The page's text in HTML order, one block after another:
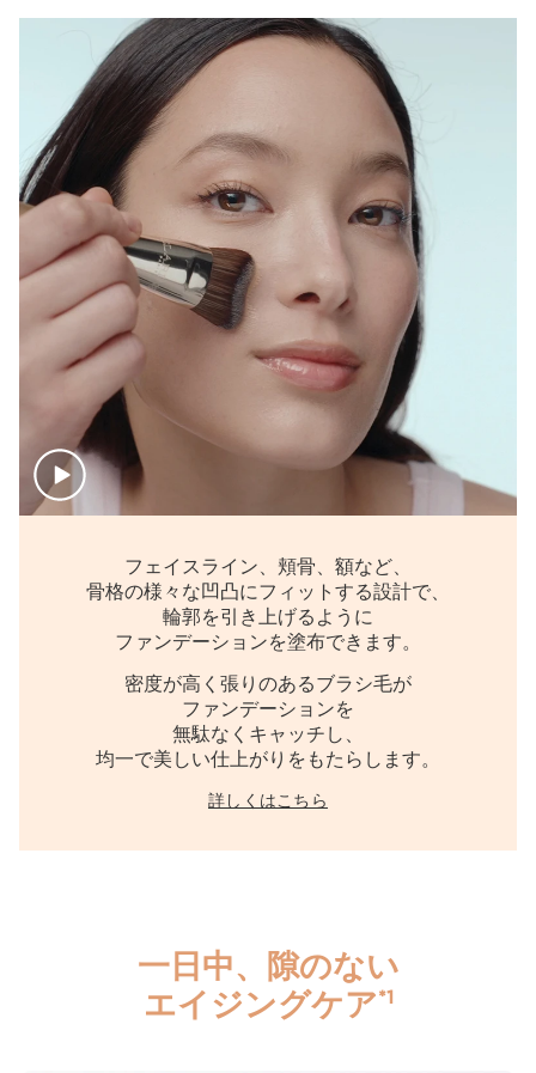
フェイスライン、頬骨、額など、
骨格の様々な凹凸にフィットする設計で、
輪郭を引き上げるように
ファンデーションを塗布できます。
密度が高く張りのあるブラシ毛が
ファンデーションを
無駄なくキャッチし、
均一で美しい仕上がりをもたらします。
詳しくはこちら
一日中、隙のない
エイジングケア*1